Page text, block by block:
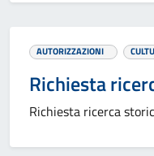
AUTORIZZAZIONI
Richiesta
Richiesta ricerca